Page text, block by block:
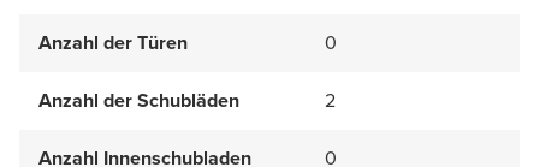
Anzahl der Türen 0
Anzahl der Schubläden 2
Anzahl Innenschubladen 0